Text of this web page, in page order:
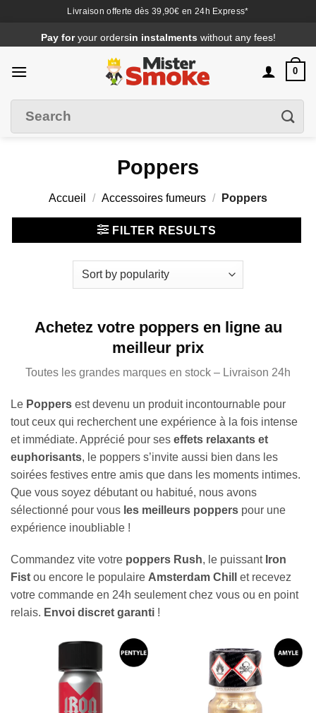
Livraison offerte dès 39,90€ en 24h Express*
au
contenu
Pay foryour ordersin instalments without any fees!
0
Poppers
Accueil / Accessoires fumeurs / Poppers
FILTER RESULTS
Achetez votre poppers en ligne au
meilleur prix
Toutes les grandes marques en stock – Livraison 24h
Le Poppers est devenu un produit incontournable pour
tout ceux qui recherchent une expérience à la fois intense
et immédiate. Apprécié pour ses effets relaxants et
euphorisants, le poppers s’invite aussi bien dans les
soirées festives entre amis que dans les moments intimes.
Que vous soyez débutant ou habitué, nous avons
sélectionné pour vous les meilleurs poppers pour une
expérience inoubliable !
Commandez vite votre poppers Rush, le puissantIron
Fist ou encore le populaire Amsterdam Chill
et recevez
votre commande en 24h seulement chez vous ou en point
relais. Envoi discret garanti !